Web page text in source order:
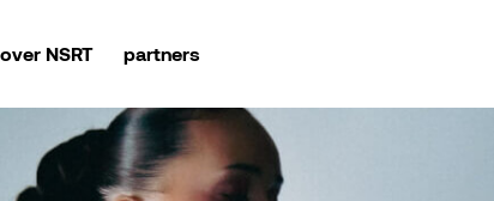
over NSRT partners